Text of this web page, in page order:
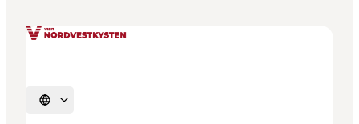
Sprache auswählen